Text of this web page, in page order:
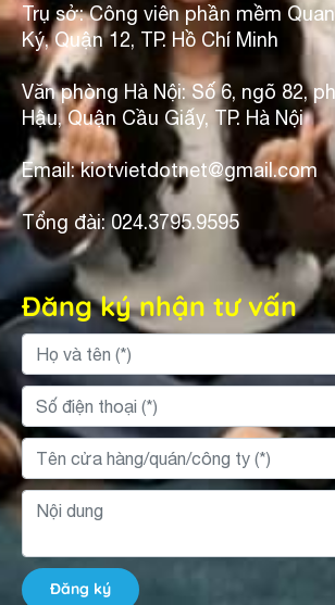
Trụ sở: Công viên phần mềm
Ký, Quận 12, TP. Hồ Chí Minh
Văn phòng Hà Nội: Số 6, ngõ 82,
Hậu, Quận Cầu Giấy, TP. Hà Nội
Email: kiotvietdotnet@gmail.com
Tổng đài: 024.3795.9595
Đăng ký nhận tư vấn
Đăng ký